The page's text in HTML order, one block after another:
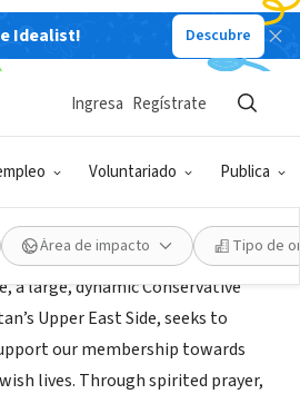
Idealist! Descubre
Voluntariado Publica
Ingresa Regístrate
Área de impacto Tipo de
DE LUCRO
a large, dynamic Conservative
Upper East Side, seeks to
our membership towards
lives. Through spirited prayer,